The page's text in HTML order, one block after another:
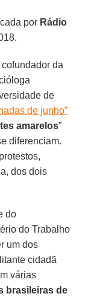
por Rádio
da
de
de junho”
amarelos”
diferenciam.
dos dois
do
do Trabalho
um dos
cidadã
várias
brasileiras de